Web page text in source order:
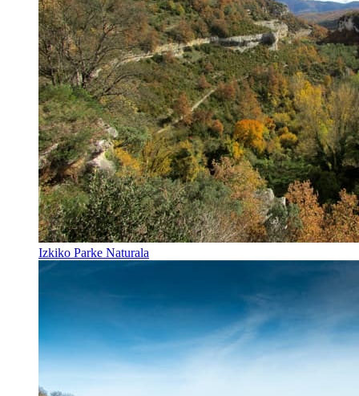
Izkiko Parke Naturala